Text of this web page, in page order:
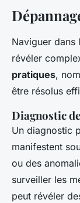
Naviguer dans
révéler
pratiques,
être résolus
Diagnostic
Un diagnostic
manifestent
ou des
surveiller les
peut révéler